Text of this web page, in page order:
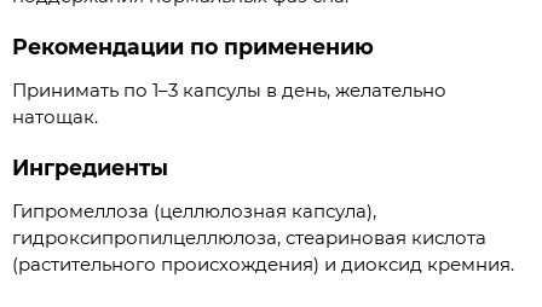
Рекомендации по применению
Принимать по 1–3 капсулы в день, желательно
натощак.
Ингредиенты
Гипромеллоза (целлюлозная капсула),
гидроксипропилцеллюлоза, стеариновая кислота
(растительного происхождения) и диоксид кремния.